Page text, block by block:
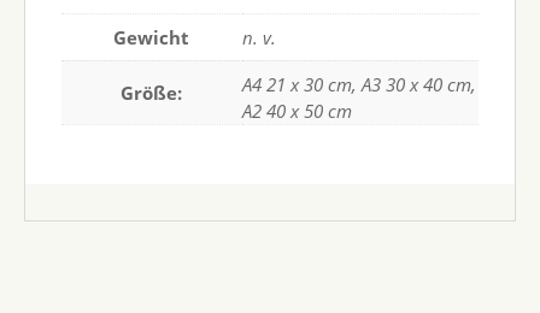
Gewicht n. v.
Größe:
A4 21 x 30 cm, A3 30 x 40 cm,
A2 40 x 50 cm